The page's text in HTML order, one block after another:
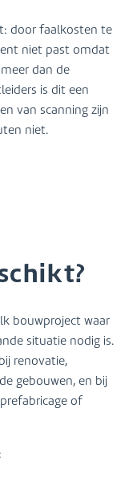
door faalkosten te
niet past omdat
dan de
is dit een
van scanning zijn
niet.
bouwproject waar
situatie nodig is.
renovatie,
gebouwen, en bij
of